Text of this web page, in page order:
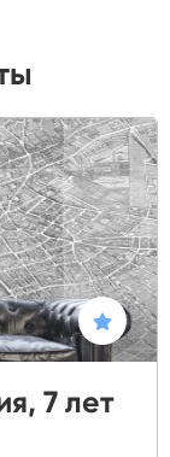
7 лет